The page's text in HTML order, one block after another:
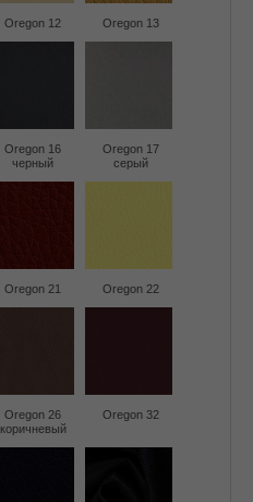
Oregon 12 Oregon 13
Oregon 16
черный
Oregon 17
серый
Oregon 21 Oregon 22
Oregon 26
коричневый
Oregon 32